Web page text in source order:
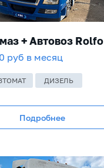
+ Автовоз Rolfo
руб в месяц
Подробнее
ДИЗЕЛЬ